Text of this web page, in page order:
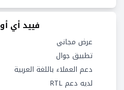
فييد أي أو
عرض مجاني
تطبيق جوال
دعم العملاء باللغة العربية
لديه دعم RTL